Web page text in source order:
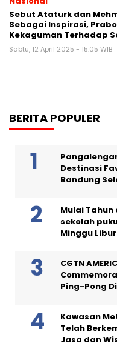
Sebut Ataturk dan
Sebagai Inspirasi,
Kekaguman Terhadap
Sabtu, 12 April 2025 - 15:05 WIB
BERITA POPULER
Destinasi
Bandung
Mulai
sekolah
Minggu
CGTN
Ping-Pong
Kawasan
Telah
Jasa dan